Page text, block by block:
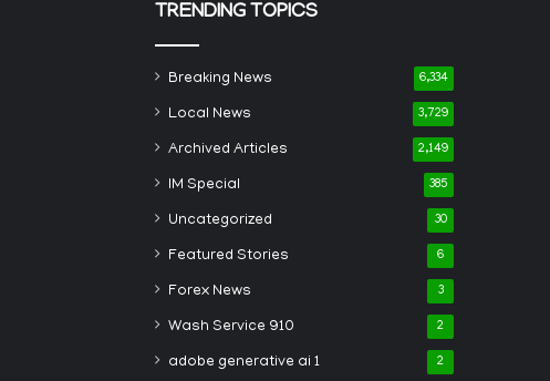
TRENDING TOPICS
Breaking News 6,334
Local News 3,729
Archived Articles 2,149
IM Special 385
Uncategorized 30
Featured Stories 6
Forex News 3
Wash Service 910 2
adobe generative ai 1 2